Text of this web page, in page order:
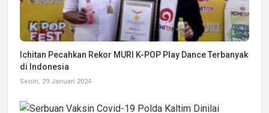
Ichitan Pecahkan Rekor MURI K-POP Play Dance Terbanyak
di Indonesia
Senin, 29 Januari 2024